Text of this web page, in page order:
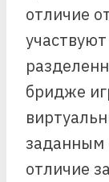
отличие
бридже
заданным
отличие